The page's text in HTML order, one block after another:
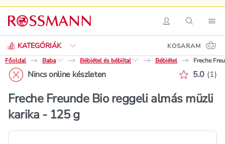
BelépésKeresés
KATEGÓRIÁK
Keresés
KOSARAM
Főoldal
Baba Bébiétel és bébiital Bébiétel Freche
Nincs online készleten 5.0 (1)
Freche Freunde Bio reggeli almás müzli
karika - 125 g